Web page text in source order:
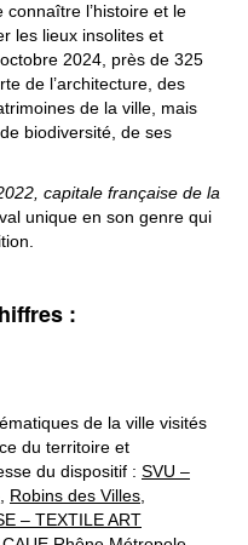
l’histoire et le
les lieux insolites et
2024, près de 325
de l’architecture, des
de la ville, mais
biodiversité, de ses
capitale française de la
unique en son genre qui
:
de la ville visités
du territoire et
du dispositif : SVU –
, Robins des Villes,
– TEXTILE ART